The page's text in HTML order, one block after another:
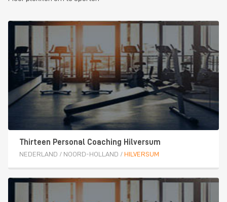
Thirteen Personal Coaching Hilversum
NEDERLAND / NOORD-HOLLAND / HILVERSUM